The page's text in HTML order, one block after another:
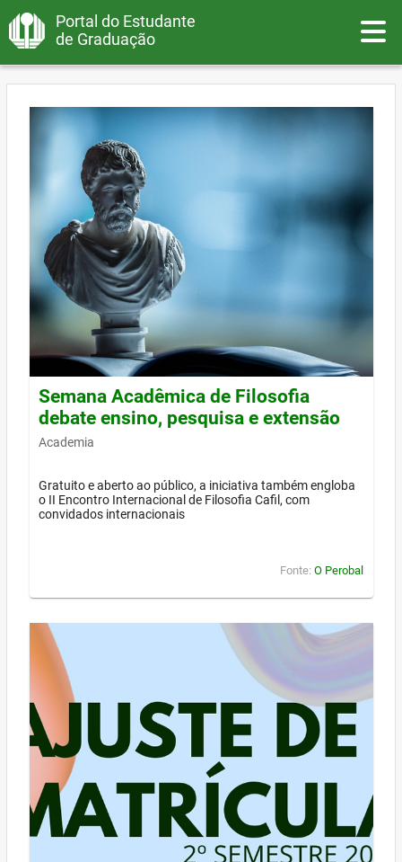
Portal do Estudante
de Graduação
Semana Acadêmica de Filosofia
debate ensino, pesquisa e extensão
Academia
Gratuito e aberto ao público, a iniciativa também engloba
o II Encontro Internacional de Filosofia Cafil, com
convidados internacionais
Fonte: O Perobal